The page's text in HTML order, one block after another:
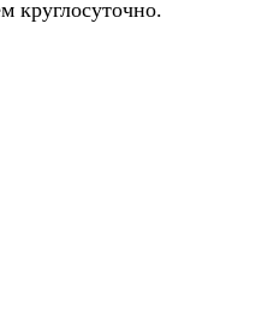
круглосуточно.